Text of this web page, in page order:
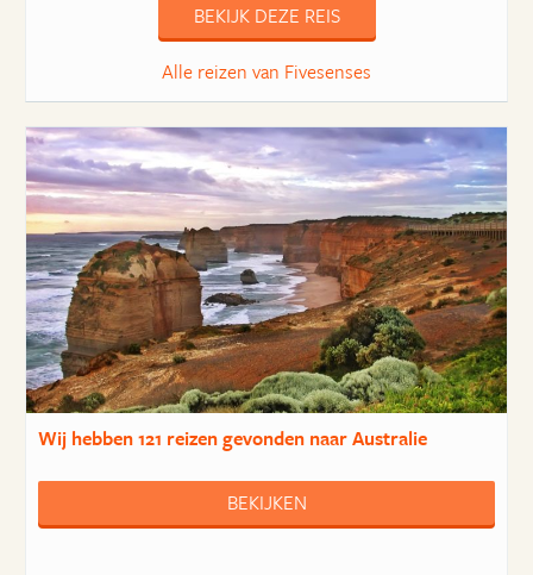
BEKIJK DEZE REIS
Alle reizen van Fivesenses
Wij hebben121 reizengevonden naar Australie
BEKIJKEN